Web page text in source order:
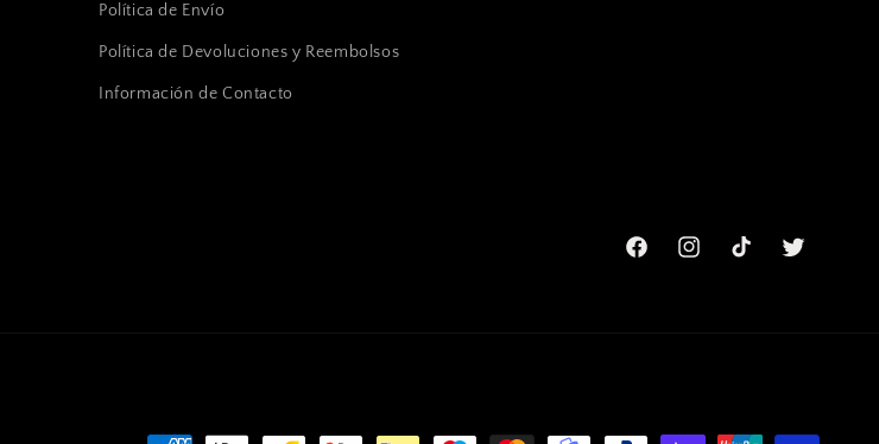
Política de Envío
Política de Devoluciones y Reembolsos
Información de Contacto
FacebookInstagramTikTok Twitter